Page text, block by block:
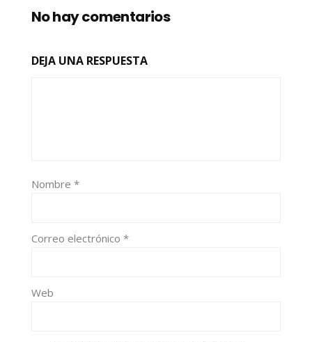
No hay comentarios
DEJA UNA RESPUESTA
Nombre *
Correo electrónico *
Web